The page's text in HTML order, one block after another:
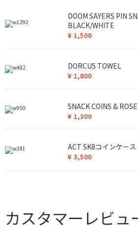
DOOM SAYERS PIN
BLACK/WHITE
¥ 1,500
DORCUS TOWEL
¥ 1,800
SNACK COINS &
¥ 1,300
ACT SK8コインケース
¥ 3,500
カスタマーレビュ